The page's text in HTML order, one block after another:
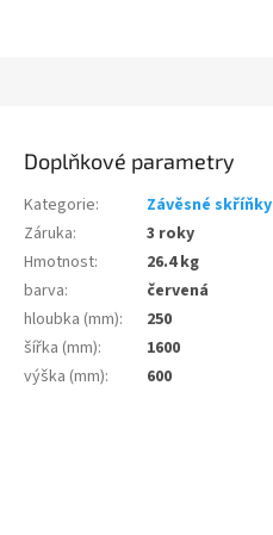
Doplňkové parametry
Kategorie:
Závěsné skříňky
Záruka:
3 roky
Hmotnost:
26.4 kg
barva:
červená
hloubka (mm):
250
šířka (mm):
1600
výška (mm): 600